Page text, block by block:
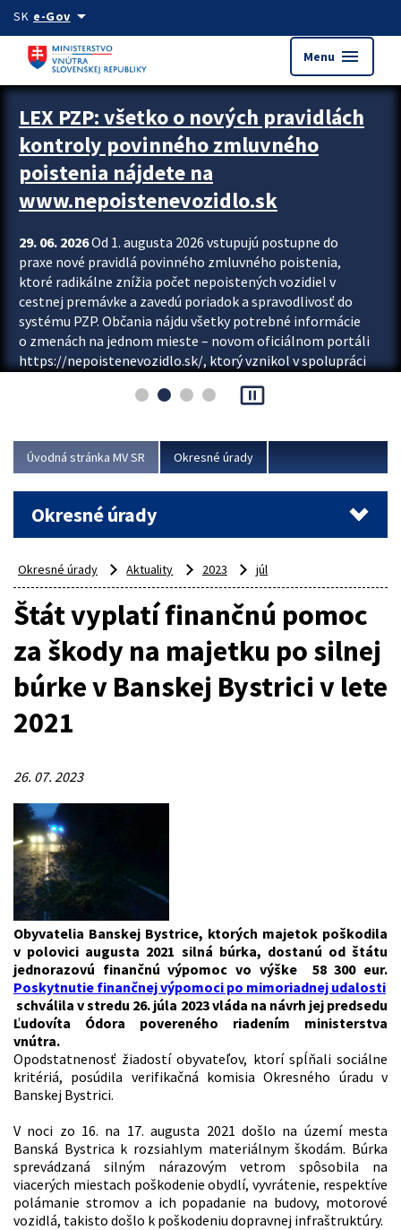
Preskocit na hlavný obsah
SK e-Govarrow_drop_down
Menu menu
Zastavit automatický posun upútavok
LEX PZP: všetko o nových pravidlách
kontroly povinného zmluvného
poistenia nájdete na
www.nepoistenevozidlo.sk
29. 06. 2026Od 1. augusta 2026 vstupujú postupne do
praxe nové pravidlá povinného zmluvného poistenia,
ktoré radikálne znížia počet nepoistených vozidiel v
cestnej premávke a zavedú poriadok a spravodlivosť do
systému PZP. Občania nájdu všetky potrebné informácie
o zmenách na jednom mieste – novom oficiálnom portáli
https://nepoistenevozidlo.sk/, ktorý vznikol v spolupráci
asociácie poisťovní (SLASPO) a Ministerstva vnútra SR.
Viac
pause_presentation
Úvodná stránka MV SR Okresné úrady
Okresné úrady
Okresné úrady Aktuality 2023 júl
Štát vyplatí finančnú pomoc
za škody na majetku po silnej
búrke v Banskej Bystrici v lete
2021
26. 07. 2023
Obyvatelia Banskej Bystrice, ktorých majetok poškodila
v polovici augusta 2021 silná búrka, dostanú od štátu
jednorazovú finančnú výpomoc vo výške 58 300 eur.
Poskytnutie finančnej výpomoci po mimoriadnej udalosti
schválila v stredu 26. júla 2023 vláda na návrh jej predsedu
Ľudovíta Ódora povereného riadením ministerstva
vnútra.
Opodstatnenosť žiadostí obyvateľov, ktorí spĺňali sociálne
kritériá, posúdila verifikačná komisia Okresného úradu v
Banskej Bystrici.
V noci zo 16. na 17. augusta 2021 došlo na území mesta
Banská Bystrica k rozsiahlym materiálnym škodám. Búrka
sprevádzaná silným nárazovým vetrom spôsobila na
viacerých miestach poškodenie obydlí, vyvrátenie, respektíve
polámanie stromov a ich popadanie na budovy, motorové
vozidlá, takisto došlo k poškodeniu dopravnej infraštruktúry.